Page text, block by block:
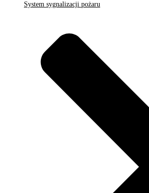
System sygnalizacji pożaru